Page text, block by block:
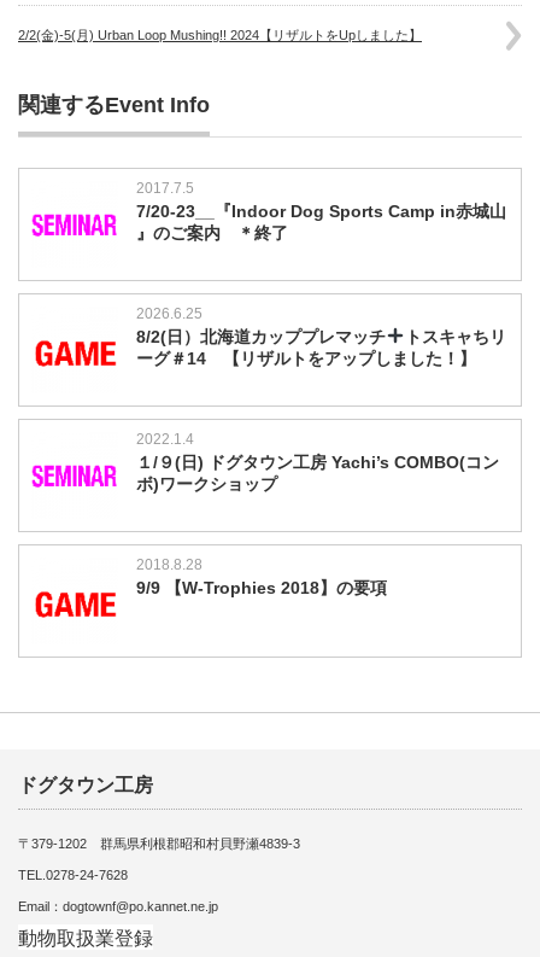
2/2(金)-5(月) Urban Loop Mushing!! 2024【リザルトをUpしました】
関連するEvent Info
2017.7.5
7/20-23__『Indoor Dog Sports Camp in赤城山
』のご案内 ＊終了
2026.6.25
8/2(日）北海道カッププレマッチ
トスキャちリ
ーグ＃14 【リザルトをアップしました！】
2022.1.4
１/９(日) ドグタウン工房 Yachi’s COMBO(コン
ボ)ワークショップ
2018.8.28
9/9 【W-Trophies 2018】の要項
ドグタウン工房
〒379-1202 群馬県利根郡昭和村貝野瀬4839-3
TEL.0278-24-7628
Email：dogtownf@po.kannet.ne.jp
動物取扱業登録